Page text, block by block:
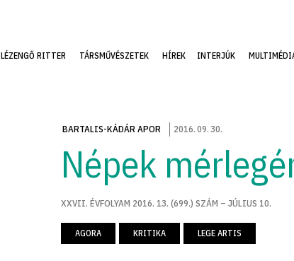
LÉZENGŐ RITTER TÁRSMŰVÉSZETEK HÍREK INTERJÚK
BARTALIS-KÁDÁR APOR 2016.09.30.
Népek
XXVII. ÉVFOLYAM 2016. 13. (699.) SZÁM – JÚLIUS 10.
AGORA KRITIKA LEGE ARTIS